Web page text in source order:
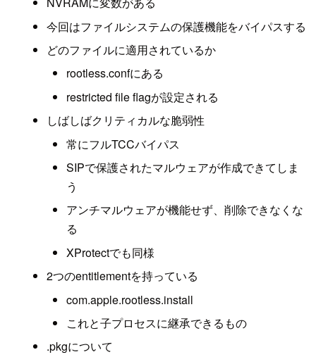
今回はファイルシステムの保護機能をバイパスする
どのファイルに適用されているか
rootless.confにある
restricted file flagが設定される
しばしばクリティカルな脆弱性
常にフルTCCバイパス
SIPで保護されたマルウェアが作成できてしま
う
アンチマルウェアが機能せず、削除できなくな
る
XProtectでも同様
2つのentitlementを持っている
com.apple.rootless.install
これと子プロセスに継承できるもの
.pkgについて